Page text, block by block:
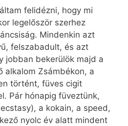
felidézni, hogy mi
legelőször szerhez
Mindenkin azt
felszabadult, és azt
jobban bekerülök majd a
alkalom Zsámbékon, a
történt, füves cigit
Pár hónapig füveztünk,
a kokain, a speed,
nyolc év alatt mindent